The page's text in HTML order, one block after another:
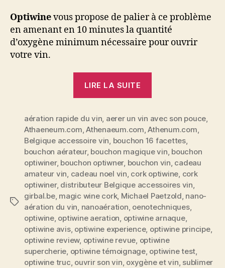
Optiwinevous propose de palier à ce problème
en amenant en 10 minutes la quantité
d’oxygène minimum nécessaire pour ouvrir
votre vin.
LIRE LA SUITE
amener
un
vin
en
10
min
à
son
apogée »
Étiquettes
aération rapide du vin, aerer un vin avec son pouce,
Athaeneum.com,Athenaeum.com,Athenum.com,
Belgique accessoire vin, bouchon 16 facettes,
bouchon aérateur, bouchon magique vin, bouchon
optiwiner, bouchon optiwner, bouchon vin, cadeau
amateur vin, cadeau noel vin, cork optiwine, cork
optiwiner, distributeur Belgique accessoires vin,
girbal.be, magic wine cork, Michael Paetzold, nano-
aération du vin, nanoaération, oenotechniques,
optiwine, optiwine aeration, optiwine arnaque,
optiwine avis, optiwine experience, optiwine principe,
optiwine review, optiwine revue, optiwine
supercherie, optiwine témoignage, optiwine test,
optiwine truc, ouvrir son vin, oxygène et vin, sublimer